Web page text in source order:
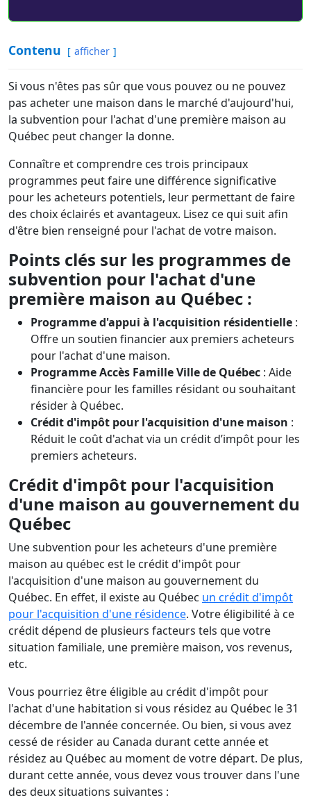
Contenu afficher
Si vous n'êtes pas sûr que vous pouvez ou ne pouvez
pas acheter une maison dans le marché d'aujourd'hui,
la subvention pour l'achat d'une première maison au
Québec peut changer la donne.
Connaître et comprendre ces trois principaux
programmes peut faire une différence significative
pour les acheteurs potentiels, leur permettant de faire
des choix éclairés et avantageux. Lisez ce qui suit afin
d'être bien renseigné pour l'achat de votre maison.
Points clés sur les programmes de
subvention pour l'achat d'une
première maison au Québec :
Programme d'appui à l'acquisition résidentielle :
Offre un soutien financier aux premiers acheteurs
pour l'achat d'une maison.
Programme Accès Famille Ville de Québec : Aide
financière pour les familles résidant ou souhaitant
résider à Québec.
Crédit d'impôt pour l'acquisition d'une maison :
Réduit le coût d'achat via un crédit d’impôt pour les
premiers acheteurs.
Crédit d'impôt pour l'acquisition
d'une maison au gouvernement du
Québec
Une subvention pour les acheteurs d'une première
maison au québec est le crédit d'impôt pour
l'acquisition d'une maison au gouvernement du
Québec. En effet, il existe au Québec un crédit d'impôt
pour l'acquisition d'une résidence. Votre éligibilité à ce
crédit dépend de plusieurs facteurs tels que votre
situation familiale, une première maison, vos revenus,
etc.
Vous pourriez être éligible au crédit d'impôt pour
l'achat d'une habitation si vous résidez au Québec le 31
décembre de l'année concernée. Ou bien, si vous avez
cessé de résider au Canada durant cette année et
résidez au Québec au moment de votre départ. De plus,
durant cette année, vous devez vous trouver dans l'une
des deux situations suivantes :